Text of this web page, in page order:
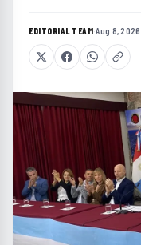
EDITORIAL TEAM·Aug 8, 2026